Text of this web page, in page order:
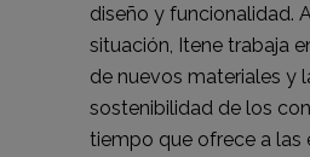
diseño y funcionalidad.
situación, Itene trabaja
de nuevos materiales y
sostenibilidad de los
tiempo que ofrece a las